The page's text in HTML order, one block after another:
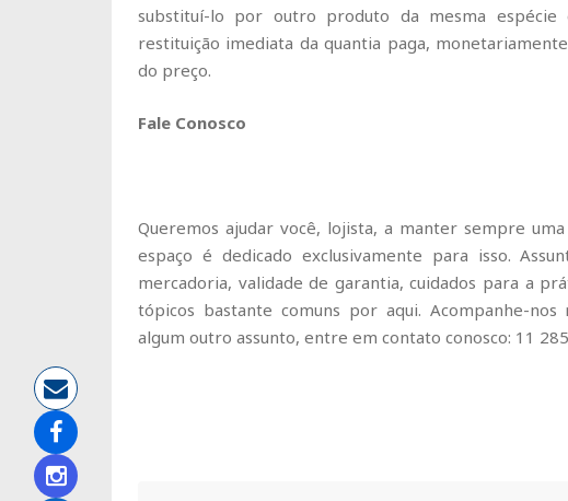
substituí-lo por outro produto da mesma
restituição imediata da quantia paga,
do preço.
Fale Conosco
Queremos ajudar você, lojista, a manter sempre
espaço é dedicado exclusivamente para isso.
mercadoria, validade de garantia, cuidados para a
tópicos bastante comuns por aqui. Acompanhe-
algum outro assunto, entre em contato conosco: 11